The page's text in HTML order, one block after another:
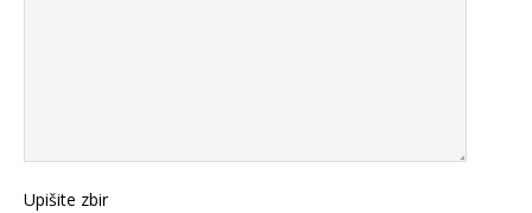
Upišite zbir